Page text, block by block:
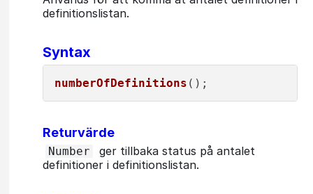
definitionslistan.
Syntax
numberOfDefinitions
Returvärde
Number
ger tillbaka status på antalet
definitioner i definitionslistan.